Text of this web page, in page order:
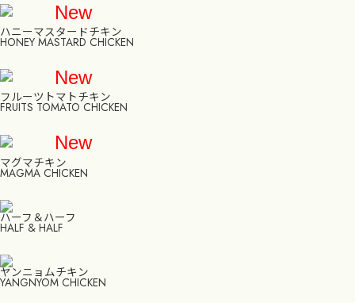
New
ハニーマスタードチキン
HONEY MASTARD CHICKEN
New
フルーツトマトチキン
FRUITS TOMATO CHICKEN
New
マグマチキン
MAGMA CHICKEN
ハーフ＆ハーフ
HALF & HALF
ヤンニョムチキン
YANGNYOM CHICKEN